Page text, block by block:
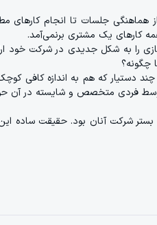
جلسات تا انجام کارهای
کارهای یک مشتری برنمی‌آمد.
را به شکل جدیدی در شرکت خود
چگونه؟
دستیار که هم به اندازه کافی
فردی متخصص و شایسته در آن
شرکت آنان بود. حقیقت ساده